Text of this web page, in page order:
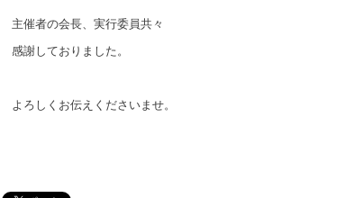
主催者の会長、実行委員共々
感謝しておりました。
よろしくお伝えくださいませ。